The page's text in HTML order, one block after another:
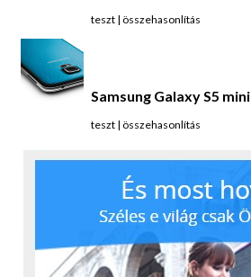
teszt| összehasonlítás
Samsung Galaxy S5 mini
teszt| összehasonlítás